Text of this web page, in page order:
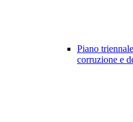
Piano
corruzione e